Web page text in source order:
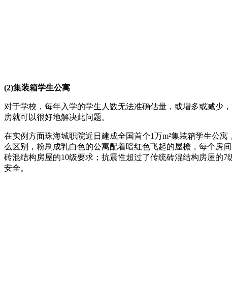
(2)集装箱学生公寓
对于学校，每年入学的学生人数无法准确估量，或增多或减少
房就可以很好地解决此问题。
在实例方面珠海城职院近日建成全国首个1万m²集装箱学生公
么区别，粉刷成乳白色的公寓配着暗红色飞起的屋檐，每个房
砖混结构房屋的10级要求；抗震性超过了传统砖混结构房屋的
安全。